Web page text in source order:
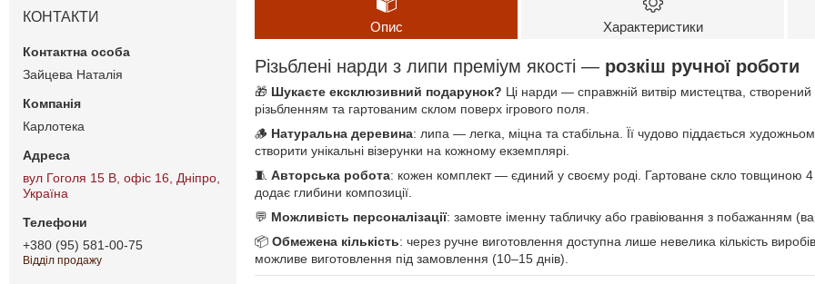
Опис Характеристики
Різьблені нарди з липи преміум якості — розкіш ручної роботи
🎁 Шукаєте ексклюзивний подарунок? Ці нарди — справжній витвір мистецтва,
різьбленням та гартованим склом поверх ігрового поля.
🪵 Натуральна деревина: липа — легка, міцна та стабільна. Її чудово піддається
створити унікальні візерунки на кожному екземплярі.
🧵 Авторська робота: кожен комплект — єдиний у своєму роді. Гартоване скло
додає глибини композиції.
💬 Можливість персоналізації: замовте іменну табличку або гравіювання з побажанням
📦 Обмежена кількість: через ручне виготовлення доступна лише невелика кількість
можливе виготовлення під замовлення (10–15 днів).
КОНТАКТИ
Зайцева Наталія
Карлотека
вул Гоголя 15 B, офіс 16, Дніпро,
Україна
+380 (95) 581-00-75
Відділ продажу